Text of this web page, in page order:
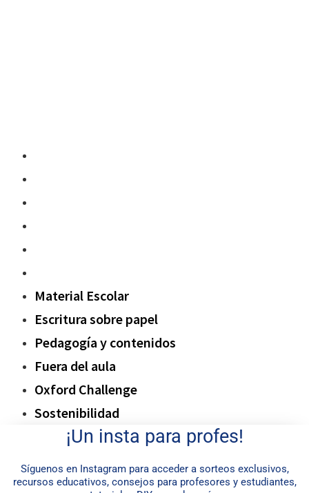
Material Escolar
Escritura sobre papel
Pedagogía y contenidos
Fuera del aula
Oxford Challenge
Sostenibilidad
¡Un insta para profes!
Síguenos en Instagram para acceder a sorteos exclusivos,
recursos educativos, consejos para profesores y estudiantes,